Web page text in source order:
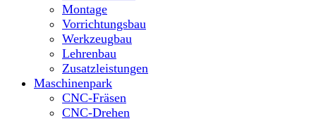
Montage
Vorrichtungsbau
Werkzeugbau
Lehrenbau
Zusatzleistungen
Maschinenpark
CNC-Fräsen
CNC-Drehen